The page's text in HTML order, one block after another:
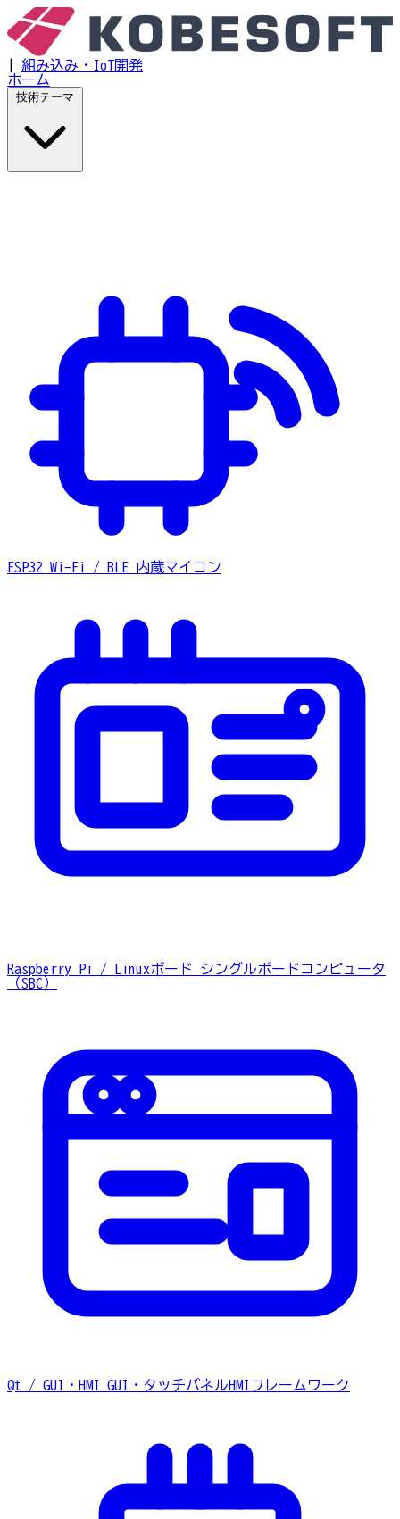
組み込み・IoT開発
ホーム
ESP32 Wi-Fi / BLE 内蔵マイコン
Raspberry Pi / Linuxボード
シングルボードコンピュータ
（SBC）
Qt / GUI・HMI GUI・タッチパネルHMIフレームワーク